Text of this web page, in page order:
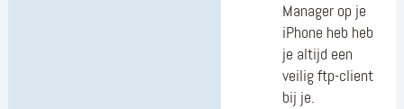
Manager op je
iPhone heb heb
je altijd een
veilig ftp-client
bij je.